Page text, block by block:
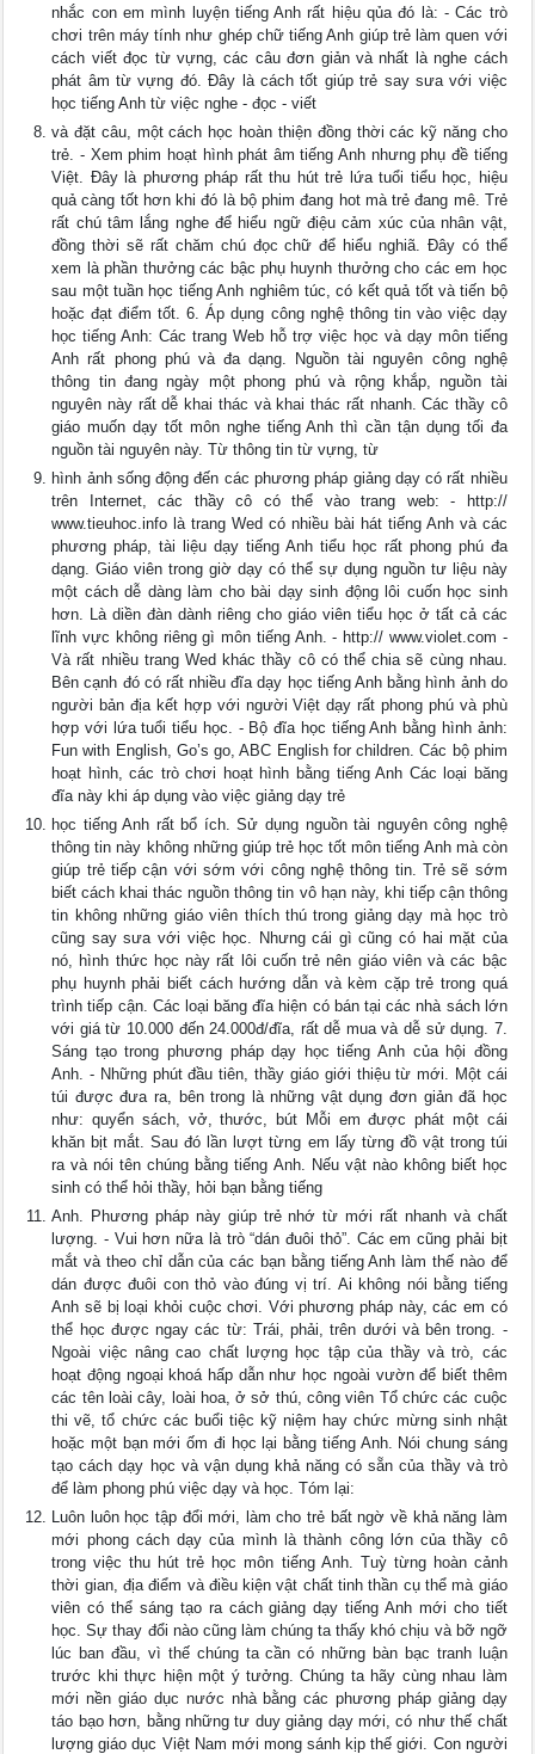
nhắc con em mình luyện tiếng Anh rất hiệu qủa đó là: - Các trò
chơi trên máy tính như ghép chữ tiếng Anh giúp trẻ làm quen với
cách viết đọc từ vựng, các câu đơn giản và nhất là nghe cách
phát âm từ vựng đó. Đây là cách tốt giúp trẻ say sưa với việc
học tiếng Anh từ việc nghe - đọc - viết
và đặt câu, một cách học hoàn thiện đồng thời các kỹ năng cho
trẻ. - Xem phim hoạt hình phát âm tiếng Anh nhưng phụ đề tiếng
Việt. Đây là phương pháp rất thu hút trẻ lứa tuổi tiểu học, hiệu
quả càng tốt hơn khi đó là bộ phim đang hot mà trẻ đang mê. Trẻ
rất chú tâm lắng nghe để hiểu ngữ điệu cảm xúc của nhân vật,
đồng thời sẽ rất chăm chú đọc chữ để hiểu nghiã. Đây có thể
xem là phần thưởng các bậc phụ huynh thưởng cho các em học
sau một tuần học tiếng Anh nghiêm túc, có kết quả tốt và tiến bộ
hoặc đạt điểm tốt. 6. Áp dụng công nghệ thông tin vào việc dạy
học tiếng Anh: Các trang Web hỗ trợ việc học và dạy môn tiếng
Anh rất phong phú và đa dạng. Nguồn tài nguyên công nghệ
thông tin đang ngày một phong phú và rộng khắp, nguồn tài
nguyên này rất dễ khai thác và khai thác rất nhanh. Các thầy cô
giáo muốn dạy tốt môn nghe tiếng Anh thì cần tận dụng tối đa
nguồn tài nguyên này. Từ thông tin từ vựng, từ
hình ảnh sống động đến các phương pháp giảng dạy có rất nhiều
trên Internet, các thầy cô có thể vào trang web: - http://
www.tieuhoc.info là trang Wed có nhiều bài hát tiếng Anh và các
phương pháp, tài liệu dạy tiếng Anh tiểu học rất phong phú đa
dạng. Giáo viên trong giờ dạy có thể sự dụng nguồn tư liệu này
một cách dễ dàng làm cho bài dạy sinh động lôi cuốn học sinh
hơn. Là diền đàn dành riêng cho giáo viên tiểu học ở tất cả các
lĩnh vực không riêng gì môn tiếng Anh. - http:// www.violet.com -
Và rất nhiều trang Wed khác thầy cô có thể chia sẽ cùng nhau.
Bên cạnh đó có rất nhiều đĩa dạy học tiếng Anh bằng hình ảnh do
người bản địa kết hợp với người Việt dạy rất phong phú và phù
hợp với lứa tuổi tiểu học. - Bộ đĩa học tiếng Anh bằng hình ảnh:
Fun with English, Go’s go, ABC English for children. Các bộ phim
hoạt hình, các trò chơi hoạt hình bằng tiếng Anh Các loại băng
đĩa này khi áp dụng vào việc giảng dạy trẻ
học tiếng Anh rất bổ ích. Sử dụng nguồn tài nguyên công nghệ
thông tin này không những giúp trẻ học tốt môn tiếng Anh mà còn
giúp trẻ tiếp cận với sớm với công nghệ thông tin. Trẻ sẽ sớm
biết cách khai thác nguồn thông tin vô hạn này, khi tiếp cận thông
tin không những giáo viên thích thú trong giảng dạy mà học trò
cũng say sưa với việc học. Nhưng cái gì cũng có hai mặt của
nó, hình thức học này rất lôi cuốn trẻ nên giáo viên và các bậc
phụ huynh phải biết cách hướng dẫn và kèm cặp trẻ trong quá
trình tiếp cận. Các loại băng đĩa hiện có bán tại các nhà sách lớn
với giá từ 10.000 đến 24.000đ/đĩa, rất dễ mua và dễ sử dụng. 7.
Sáng tạo trong phương pháp dạy học tiếng Anh của hội đồng
Anh. - Những phút đầu tiên, thầy giáo giới thiệu từ mới. Một cái
túi được đưa ra, bên trong là những vật dụng đơn giản đã học
như: quyển sách, vở, thước, bút Mỗi em được phát một cái
khăn bịt mắt. Sau đó lần lượt từng em lấy từng đồ vật trong túi
ra và nói tên chúng bằng tiếng Anh. Nếu vật nào không biết học
sinh có thể hỏi thầy, hỏi bạn bằng tiếng
Anh. Phương pháp này giúp trẻ nhớ từ mới rất nhanh và chất
lượng. - Vui hơn nữa là trò “dán đuôi thỏ”. Các em cũng phải bịt
mắt và theo chỉ dẫn của các bạn bằng tiếng Anh làm thế nào để
dán được đuôi con thỏ vào đúng vị trí. Ai không nói bằng tiếng
Anh sẽ bị loại khỏi cuộc chơi. Với phương pháp này, các em có
thể học được ngay các từ: Trái, phải, trên dưới và bên trong. -
Ngoài việc nâng cao chất lượng học tập của thầy và trò, các
hoạt động ngoại khoá hấp dẫn như học ngoài vườn để biết thêm
các tên loài cây, loài hoa, ở sở thú, công viên Tổ chức các cuộc
thi vẽ, tổ chức các buổi tiệc kỹ niệm hay chức mừng sinh nhật
hoặc một bạn mới ốm đi học lại bằng tiếng Anh. Nói chung sáng
tạo cách dạy học và vận dụng khả năng có sẵn của thầy và trò
để làm phong phú việc dạy và học. Tóm lại:
Luôn luôn học tập đổi mới, làm cho trẻ bất ngờ về khả năng làm
mới phong cách dạy của mình là thành công lớn của thầy cô
trong việc thu hút trẻ học môn tiếng Anh. Tuỳ từng hoàn cảnh
thời gian, địa điểm và điều kiện vật chất tinh thần cụ thể mà giáo
viên có thể sáng tạo ra cách giảng dạy tiếng Anh mới cho tiết
học. Sự thay đổi nào cũng làm chúng ta thấy khó chịu và bỡ ngỡ
lúc ban đầu, vì thế chúng ta cần có những bàn bạc tranh luận
trước khi thực hiện một ý tưởng. Chúng ta hãy cùng nhau làm
mới nền giáo dục nước nhà bằng các phương pháp giảng dạy
táo bạo hơn, bằng những tư duy giảng dạy mới, có như thế chất
lượng giáo dục Việt Nam mới mong sánh kịp thế giới. Con người